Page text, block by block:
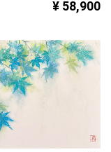
¥ 58,900